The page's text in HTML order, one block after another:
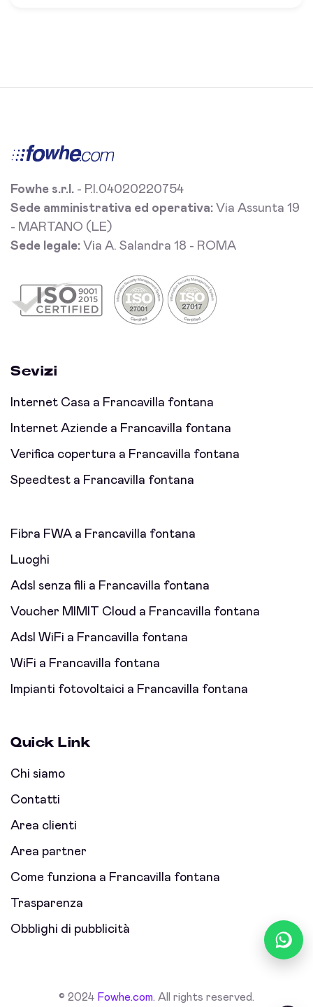
Fowhe s.r.l. - P.I.04020220754
Sede amministrativa ed operativa: Via Assunta 19
- MARTANO (LE)
Sede legale: Via A. Salandra 18 - ROMA
Sevizi
Internet Casa a Francavilla fontana
Internet Aziende a Francavilla fontana
Verifica copertura a Francavilla fontana
Speedtest a Francavilla fontana
Fibra FWA a Francavilla fontana
Luoghi
Adsl senza fili a Francavilla fontana
Voucher MIMIT Cloud a Francavilla fontana
Adsl WiFi a Francavilla fontana
WiFi a Francavilla fontana
Impianti fotovoltaici a Francavilla fontana
Quick Link
Chi siamo
Contatti
Area clienti
Area partner
Come funziona a Francavilla fontana
Trasparenza
Obblighi di pubblicità
© 2024 Fowhe.com. All rights reserved.